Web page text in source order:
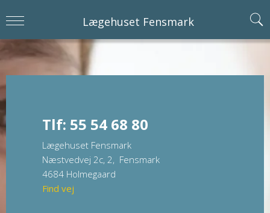
Lægehuset Fensmark
Tlf: 55 54 68 80
Lægehuset Fensmark
Næstvedvej 2c, 2, Fensmark
4684 Holmegaard
Find vej